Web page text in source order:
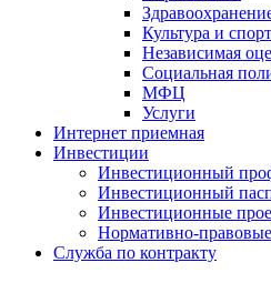
Культура и спорт
Независимая
Социальная
МФЦ
Услуги
Интернет приемная
Инвестиции
Инвестиционный
Инвестиционный
Инвестиционные
Нормативно-
Служба по контракту